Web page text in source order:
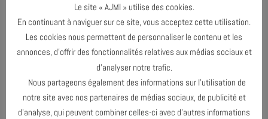
JAM SESSION #2
DÉCEMBRE 2022
Le site « AJMI » utilise des cookies.
En continuant à naviguer sur ce site, vous acceptez cette utilisation.
Les cookies nous permettent de personnaliser le contenu et les
annonces, d’offrir des fonctionnalités relatives aux médias sociaux et
d’analyser notre trafic.
Nous partageons également des informations sur l’utilisation de
notre site avec nos partenaires de médias sociaux, de publicité et
d’analyse, qui peuvent combiner celles-ci avec d’autres informations